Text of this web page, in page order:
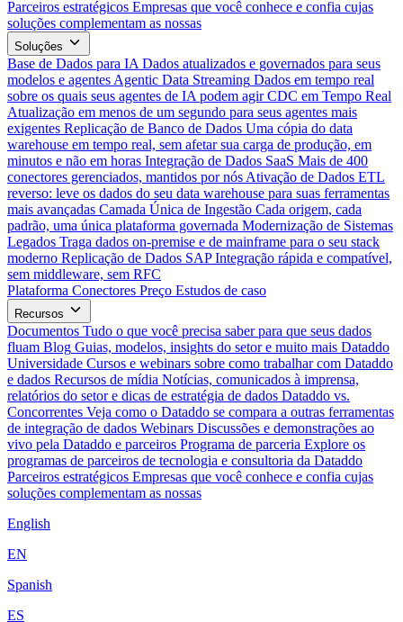
Parceiros estratégicos Empresas que você conhece e confia cujas
soluções complementam as nossas
Soluções
Base de Dados para IA Dados atualizados e governados para seus
modelos e agentes Agentic Data Streaming Dados em tempo real
sobre os quais seus agentes de IA podem agir CDC em Tempo Real
Atualização em menos de um segundo para seus agentes mais
exigentes Replicação de Banco de Dados Uma cópia do data
warehouse em tempo real, sem afetar sua carga de produção, em
minutos e não em horas Integração de Dados SaaS Mais de 400
conectores gerenciados, mantidos por nós Ativação de Dados ETL
reverso: leve os dados do seu data warehouse para suas ferramentas
mais avançadas Camada Única de Ingestão Cada origem, cada
padrão, uma única plataforma governada Modernização de Sistemas
Legados Traga dados on-premise e de mainframe para o seu stack
moderno Replicação de Dados SAP Integração rápida e compatível,
sem middleware, sem RFC
Plataforma Conectores Preço Estudos de caso
Recursos
Documentos Tudo o que você precisa saber para que seus dados
fluam Blog Guias, modelos, insights do setor e muito mais Dataddo
Universidade Cursos e webinars sobre como trabalhar com Dataddo
e dados Recursos de mídia Notícias, comunicados à imprensa,
relatórios do setor e dicas de estratégia de dados Dataddo vs.
Concorrentes Veja como o Dataddo se compara a outras ferramentas
de integração de dados Webinars Discussões e demonstrações ao
vivo pela Dataddo e parceiros Programa de parceria Explore os
programas de parceiros de tecnologia e consultoria da Dataddo
Parceiros estratégicos Empresas que você conhece e confia cujas
soluções complementam as nossas
English
EN
Spanish
ES